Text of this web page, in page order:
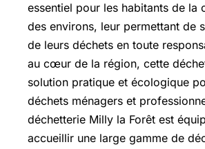
essentiel pour les habitants de la
des environs, leur permettant de
de leurs déchets en toute
au cœur de la région, cette
solution pratique et écologique
déchets ménagers et
déchetterie Milly la Forêt est
accueillir une large gamme de